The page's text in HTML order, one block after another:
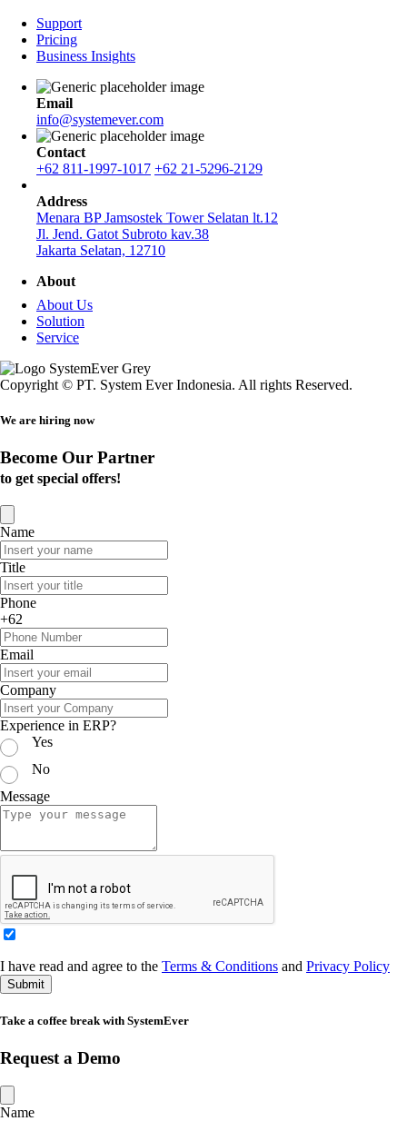
Support
Pricing
Business Insights
Email
info@systemever.com
Contact
+62 811-1997-1017 +62 21-5296-2129
Address
Menara BP Jamsostek Tower Selatan lt.12
Jl. Jend. Gatot Subroto kav.38
Jakarta Selatan, 12710
About
About Us
Solution
Service
Copyright © PT. System Ever Indonesia. All rights Reserved.
We are hiring now
Become Our Partner
to get special offers!
Name
Title
Phone
+62
Email
Company
Experience in ERP?
Yes
No
Message
I have read and agree to the Terms & Conditions and Privacy Policy
Submit
Take a coffee break with SystemEver
Request a Demo
Name